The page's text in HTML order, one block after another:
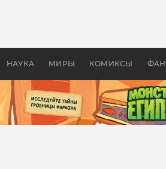
НАУКА МИРЫ КОМИКСЫ ФАН
«Властелина колец»